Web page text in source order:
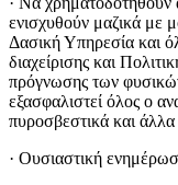
ενισχυθούν μαζικά με
Δασική Υπηρεσία και
διαχείρισης και
πρόγνωσης των
εξασφαλιστεί όλος ο
πυροσβεστικά και
· Ουσιαστική